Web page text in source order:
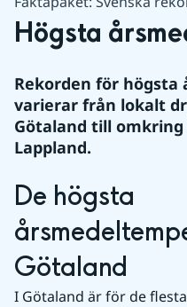
Högsta
Rekorden för
varierar från lokalt
Götaland till
Lappland.
De högsta
Götaland
I Götaland är för de